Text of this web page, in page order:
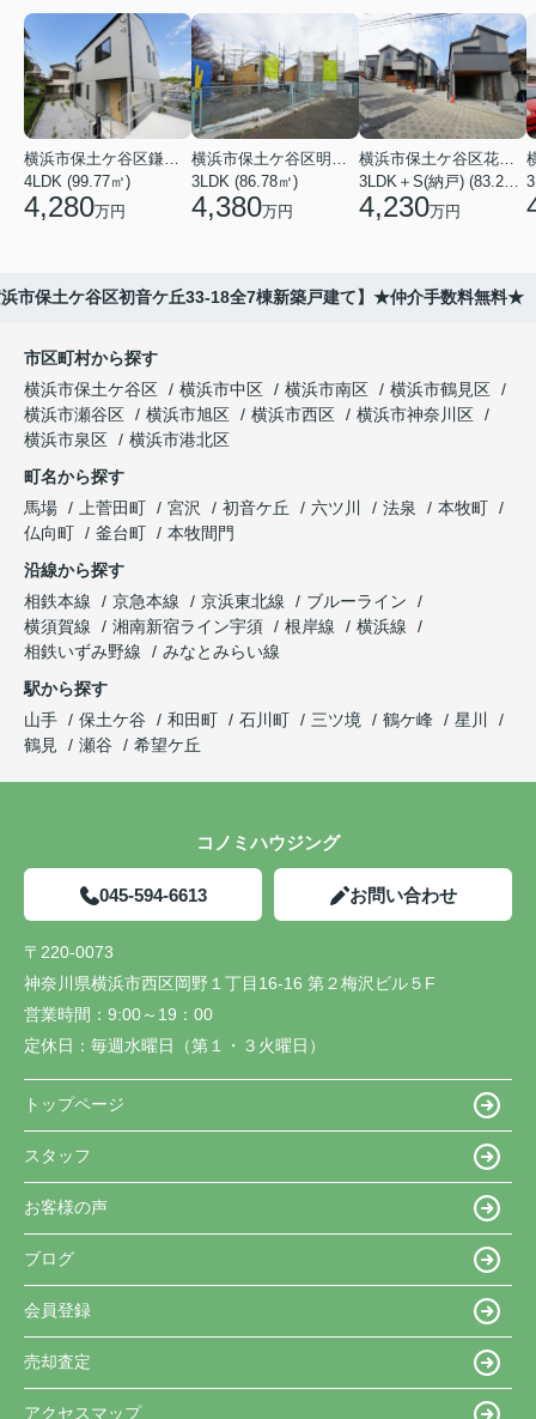
4LDK (99.77㎡)
4,280万円
3LDK (86.78㎡)
4,380万円 4,230万円
市保土ケ谷区初音ケ丘33-18全7棟新築戸建て】★仲介手数料無料★
市区町村から探す
横浜市保土ケ谷区
横浜市中区 横浜市南区
横浜市鶴見区
横浜市瀬谷区
横浜市旭区 横浜市西区
横浜市神奈川区
横浜市泉区
横浜市港北区
町名から探す
馬場
上菅田町 宮沢 初音ケ丘 六ツ川 法泉
本牧町
仏向町
釜台町
本牧間門
沿線から探す
相鉄本線
京急本線 京浜東北線
ブルーライン
横須賀線
湘南新宿ライン宇須 根岸線
横浜線
相鉄いずみ野線
みなとみらい線
駅から探す
山手
保土ケ谷 和田町 石川町 三ツ境 鶴ケ峰
星川
鶴見
瀬谷 希望ケ丘
コノミハウジング
045-594-6613 お問い合わせ
〒220-0073
神奈川県横浜市西区岡野１丁目16-16 第２梅沢ビル５F
営業時間： 9:00～19：00
定休日： 毎週水曜日（第１・３火曜日）
トップページ
スタッフ
お客様の声
ブログ
会員登録
売却査定
アクセスマップ